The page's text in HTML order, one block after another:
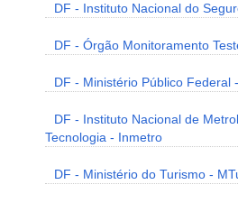
DF - Instituto Nacional do
DF - Órgão Monitoramento
DF - Ministério Público Federal
DF - Instituto Nacional de
Tecnologia - Inmetro
DF - Ministério do Turismo -